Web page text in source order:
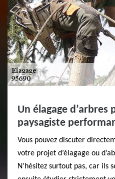
Un élagage d’arbres
paysagiste
Vous pouvez discuter
votre projet d’élagage ou
N'hésitez surtout pas, car ils